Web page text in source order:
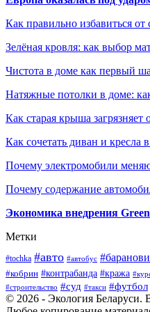
Как правильно избавиться от
Зелёная кровля: как выбор
Чистота в доме как первый
Натяжные потолки в доме:
Как старая крыша
Как сочетать диван и кресла
Почему электромобили
Почему содержание
Экономика внедрения
Метки
#tochka #авто #автобус
#кобрин #контрабанда #кража
#строительство #суд #такси #футбол
© 2026 - Экология Беларуси.